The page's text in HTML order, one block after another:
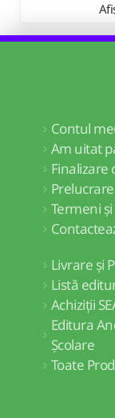
Contul
Am uitat
Finalizare
Termeni
Livrare și
Listă
Achiziții
Editura
Școlare
Toate